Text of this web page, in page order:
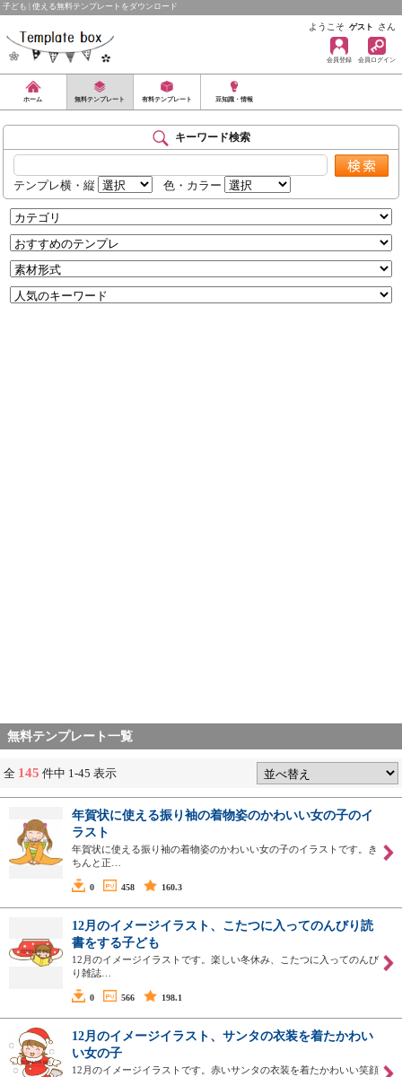
子ども | 使える無料テンプレートをダウンロード
ようこそ ゲスト さん
会員登録 会員ログイン
ホーム 無料テンプレート 有料テンプレート 豆知識・情報
キーワード検索
テンプレ横・縦 色・カラー
無料テンプレート一覧
全 145 件中 1-45 表示
年賀状に使える振り袖の着物姿のかわいい女の子のイ
ラスト
年賀状に使える振り袖の着物姿のかわいい女の子のイラストです。き
ちんと正…
0 458 160.3
12月のイメージイラスト、こたつに入ってのんびり読
書をする子ども
12月のイメージイラストです。楽しい冬休み、こたつに入ってのんび
り雑誌…
0 566 198.1
12月のイメージイラスト、サンタの衣装を着たかわい
い女の子
12月のイメージイラストです。赤いサンタの衣装を着たかわいい笑顔